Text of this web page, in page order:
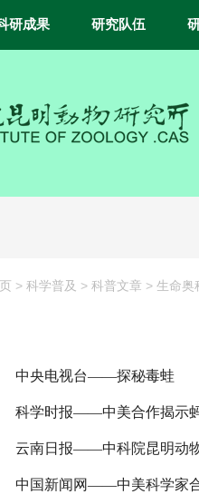
研成果 研究队伍
> 科学普及 > 科普文章 > 生命奥
中央电视台——探秘毒蛙
科学时报——中美合作揭示
云南日报——中科院昆明动
中国新闻网——中美科学家